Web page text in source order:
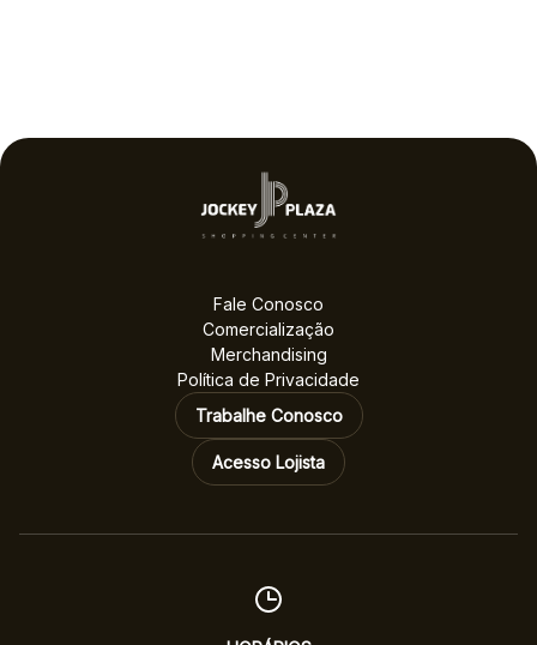
Fale Conosco
Comercialização
Merchandising
Política de Privacidade
Trabalhe Conosco
Acesso Lojista